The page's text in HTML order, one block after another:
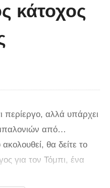
κάτοχος
περίεργο, αλλά υπάρχει
από…
θα δείτε το
για τον Τόμπι, ένα